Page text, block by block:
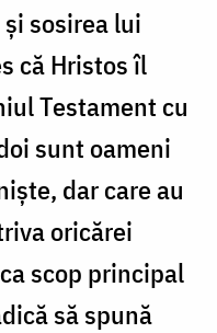
sosirea lui
că Hristos îl
Testament cu
sunt oameni
dar care au
oricărei
scop principal
să spună